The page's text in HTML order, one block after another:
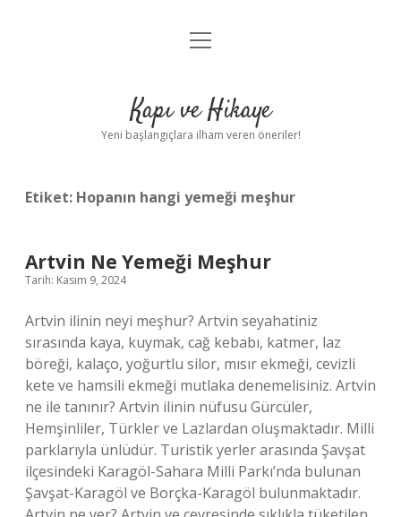
Anasayfa
Yasal Uyarı
menüyü
Kapı ve Hikaye
Yeni başlangıçlara ilham veren öneriler!
Etiket: Hopanın hangi yemeği meşhur
Artvin Ne Yemeği Meşhur
Tarih: Kasım 9, 2024
Artvin ilinin neyi meşhur? Artvin seyahatiniz
sırasında kaya, kuymak, cağ kebabı, katmer, laz
böreği, kalaço, yoğurtlu silor, mısır ekmeği, cevizli
kete ve hamsili ekmeği mutlaka denemelisiniz. Artvin
ne ile tanınır? Artvin ilinin nüfusu Gürcüler,
Hemşinliler, Türkler ve Lazlardan oluşmaktadır. Milli
parklarıyla ünlüdür. Turistik yerler arasında Şavşat
ilçesindeki Karagöl-Sahara Milli Parkı’nda bulunan
Şavşat-Karagöl ve Borçka-Karagöl bulunmaktadır.